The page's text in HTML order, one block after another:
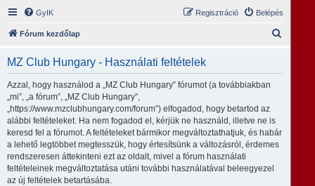
GyIK Belépés
Regisztráció
Fórum kezdőlap
MZ Club Hungary - Használati feltételek
Azzal, hogy használod a „MZ Club Hungary” fórumot (a továbbiakban
„mi”, „a fórum”, „MZ Club Hungary”,
„https://www.mzclubhungary.com/forum”) elfogadod, hogy betartod az
alábbi feltételeket. Ha nem fogadod el, kérjük ne használd, illetve ne is
keresd fel a fórumot. A feltételeket bármikor megváltoztathatjuk, és habár
a lehető legtöbbet megtesszük, hogy értesítsünk a változásról, érdemes
rendszeresen áttekinteni ezt az oldalt, mivel a fórum használati
feltételeinek megváltoztatása utáni további használatával beleegyezel
az új feltételek betartásába.